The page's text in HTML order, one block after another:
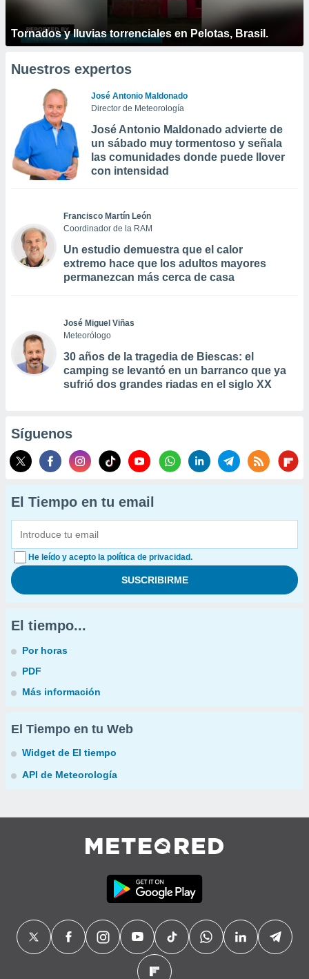
Tornados y lluvias torrenciales en Pelotas, Brasil.
Nuestros expertos
José Antonio Maldonado
Director de Meteorología
José Antonio Maldonado advierte de
un sábado muy tormentoso y señala
las comunidades donde puede llover
con intensidad
Francisco Martín León
Coordinador de la RAM
Un estudio demuestra que el calor
extremo hace que los adultos mayores
permanezcan más cerca de casa
José Miguel Viñas
Meteorólogo
30 años de la tragedia de Biescas: el
camping se levantó en un barranco que ya
sufrió dos grandes riadas en el siglo XX
Síguenos
El Tiempo en tu email
He leído y acepto la política de privacidad.
El tiempo...
Por horas
PDF
Más información
El Tiempo en tu Web
Widget de El tiempo
API de Meteorología